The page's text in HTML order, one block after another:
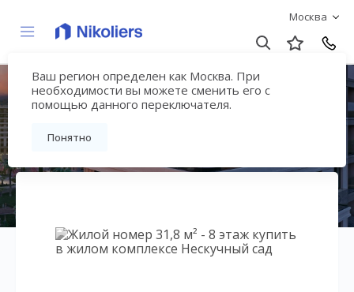
Москва
Ваш регион определен как Москва. При
необходимости вы можете сменить его с
помощью данного переключателя.
Понятно
Нескучный сад
Вернуться на страницу гостиничного